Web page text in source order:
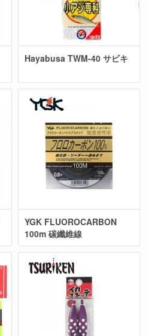
Hayabusa TWM-40 サビキ
YGK FLUOROCARBON
100m 碳纖維線